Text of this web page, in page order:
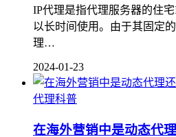
IP代理是指代理服务器的住
以长时间使用。由于其固定
理…
2024-01-23
代理科普
在海外营销中是动态代